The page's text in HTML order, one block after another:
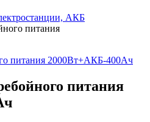
АКБ
питания
питания